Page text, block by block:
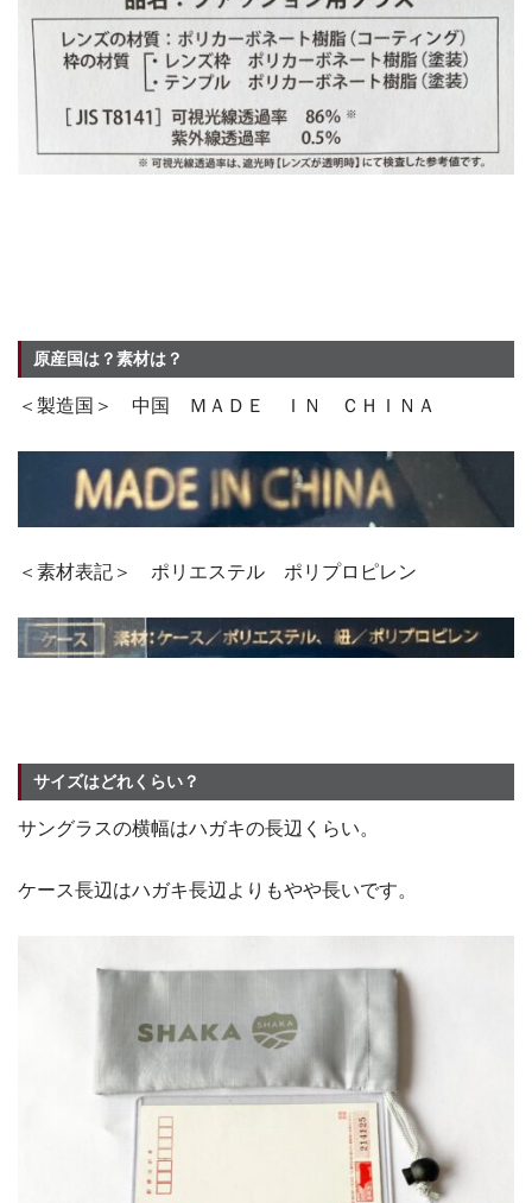
原産国は？素材は？
＜製造国＞ 中国 ＭＡＤＥ ＩＮ ＣＨＩＮＡ
＜素材表記＞ ポリエステル ポリプロピレン
サイズはどれくらい？
サングラスの横幅はハガキの長辺くらい。
ケース長辺はハガキ長辺よりもやや長いです。